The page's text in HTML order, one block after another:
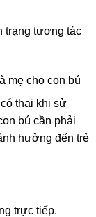
trạng tương tác
mẹ cho con bú
thai khi sử
bú cần phải
hưởng đến trẻ
trực tiếp.